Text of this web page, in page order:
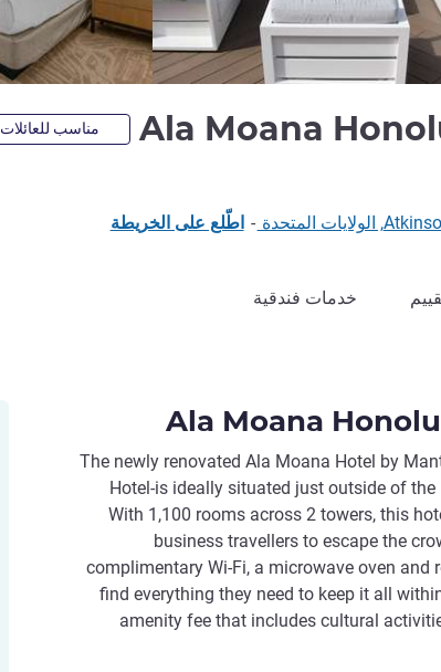
Ala Moana مناسب للعائلات
- اطّلع على الخريطة
خدمات فندقية
Ala Moana
The newly renovated Ala Moana Hotel by
Hotel-is ideally situated just outside of the
With 1,100 rooms across 2 towers, this
business travellers to escape the
complimentary Wi-Fi, a microwave oven and
find everything they need to keep it all
amenity fee that includes cultural